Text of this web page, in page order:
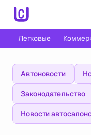
Легковые
Автоновости
Законодательство
Новости